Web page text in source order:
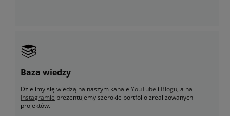
Baza wiedzy
Dzielimy się wiedzą na naszym kanale YouTube i Blogu, a na
Instagramie prezentujemy szerokie portfolio zrealizowanych
projektów.